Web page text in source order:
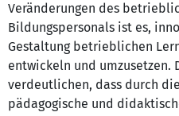
Veränderungen des
Bildungspersonals ist es,
Gestaltung betrieblichen
entwickeln und umzusetzen.
verdeutlichen, dass durch
pädagogische und